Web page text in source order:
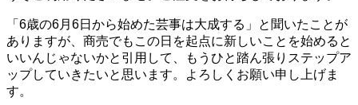
「6歳の6月6日から始めた芸事は大成する」と聞いたことが
ありますが、商売でもこの日を起点に新しいことを始めると
いいんじゃないかと引用して、もうひと踏ん張りステップア
ップしていきたいと思います。よろしくお願い申し上げま
す。